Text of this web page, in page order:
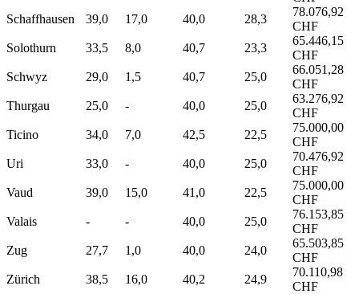
Schaffhausen
39,0 17,0 40,0 28,3
78.076,92
CHF
Solothurn
33,5 8,0 40,7 23,3
65.446,15
CHF
Schwyz
29,0 1,5 40,7 25,0
66.051,28
CHF
Thurgau
25,0 - 40,0 25,0
63.276,92
CHF
Ticino
34,0 7,0 42,5 22,5
75.000,00
CHF
Uri
33,0 - 40,0 25,0
70.476,92
CHF
Vaud
39,0 15,0 41,0 22,5
75.000,00
CHF
Valais
- - 40,0 25,0
76.153,85
CHF
Zug
27,7 1,0 40,0 24,0
65.503,85
CHF
Zürich
38,5 16,0 40,2 24,9
70.110,98
CHF